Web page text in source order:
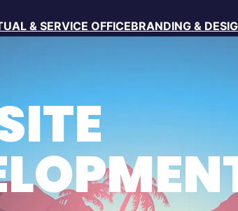
& SERVICE OFFICEBRANDING &